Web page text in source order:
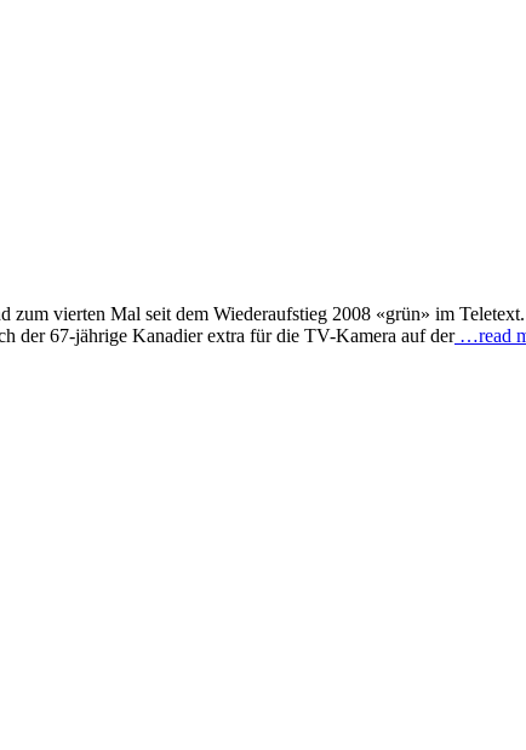
vierten Mal seit dem Wiederaufstieg 2008 «grün» im
der 67-jährige Kanadier extra für die TV-Kamera auf der…read